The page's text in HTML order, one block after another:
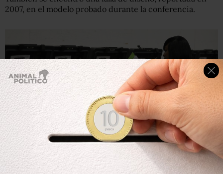
2007, en el modelo probado durante la conferencia.
Getty Images
Varias máquinas de votación han tenido daños reportados